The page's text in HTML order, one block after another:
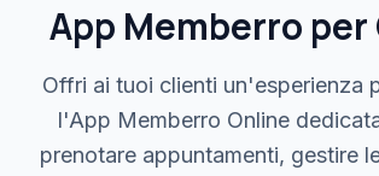
App Memberro
Offri ai tuoi clienti un'esperienza
l'App Memberro Online
prenotare appuntamenti, gestire